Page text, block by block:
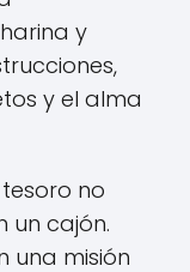
y
y el alma
tesoro no
cajón.
una misión